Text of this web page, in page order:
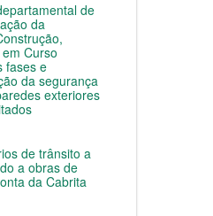
de
da
Curso
fases e
da segurança
exteriores
de trânsito a
a obras de
da Cabrita